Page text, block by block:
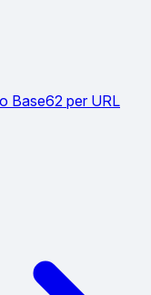
Base62 per URL